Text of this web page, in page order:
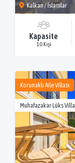
Kalkan / İslamlar
Kapasite
10 Kişi
Korunaklı Aile Villası
Muhafazakar Lüks Villa